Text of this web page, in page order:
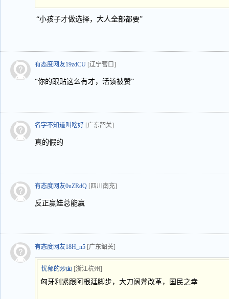
“小孩子才做选择，大人全部都要”
有态度网友19zdCU [辽宁营口]
“你的跟贴这么有才，活该被赞”
名字不知道叫啥好 [广东韶关]
真的假的
有态度网友0uZRdQ [四川南充]
反正赢娃总能赢
有态度网友18H_n5 [广东韶关]
忧郁的炒面 [浙江杭州]
匈牙利紧跟阿根廷脚步，大刀阔斧改革，国民之幸